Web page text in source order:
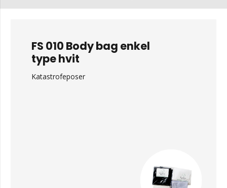
FS 010 Body bag enkel
type hvit
Katastrofeposer